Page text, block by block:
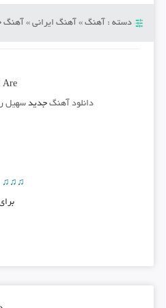
دسته : آهنگ» آهنگ ایرانی» آهنگ
Are
دانلود آهنگ جدیدسهیل
♫♫♫